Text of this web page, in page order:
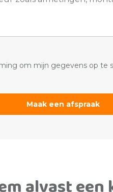
om mijn gegevens op te